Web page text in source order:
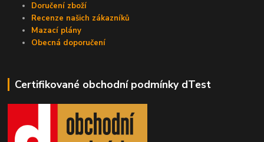
Doručení zboží
Recenze našich zákazníků
Mazací plány
Obecná doporučení
Certifikované obchodní podmínky dTest